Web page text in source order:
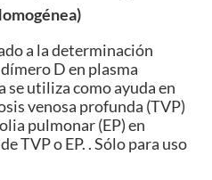
a la determinación
D en plasma
se utiliza como ayuda en
venosa profunda (TVP)
pulmonar (EP) en
TVP o EP. . Sólo para uso